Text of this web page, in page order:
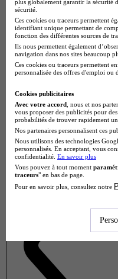
Note de 1 sur 5
plus globalement garantir la sécurité
sécurité.
Ces cookies ou traceurs permettent
identifiant unique permettant de
fonction des différentes sources de
Ils nous permettent également
navigation dans nos sites beaucoup
Ces cookies ou traceurs permettent
personnalisée des offres d'emploi ou
Cookies publicitaires
Avec votre accord , nous et nos
vous proposer des publicités pour
probabilités de trouver rapidement
Nos partenaires personnalisent ces
Nous utilisons des technologies
personnalisés. En acceptant, vous
confidentialité. En savoir plus
Vous pouvez à tout moment
traceurs" en bas de page.
Pour en savoir plus, consultez notre